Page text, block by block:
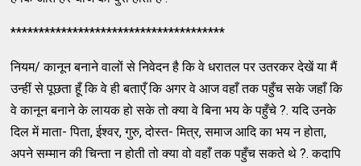
**************************************
नियम/ कानून बनाने वालों से निवेदन है कि वे धरातल पर उतरकर देखें या मैं
उन्हीं से पूछता हूँ कि वे ही बताएँ कि अगर वे आज वहाँ तक पहुँच सके जहाँ कि
वे कानून बनाने के लायक हो सके तो क्या वे बिना भय के पहुँचे ?. यदि उनके
दिल में माता- पिता, ईश्वर, गुरु, दोस्त- मित्र, समाज आदि का भय न होता,
अपने सम्मान की चिन्ता न होती तो क्या वो वहाँ तक पहुँच सकते थे ?. कदापि